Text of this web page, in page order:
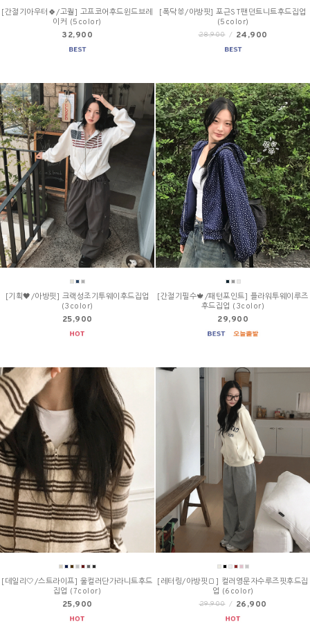
[간절기아우터🍀/고퀄] 고프코어후드윈드브레
이커 (5color)
32,900
[폭닥🐰/아방핏] 포근ST팬던트니트후드집업
(5color)
28,900 / 24,900
[기획🖤/아방핏] 크랙성조기투웨이후드집업
(3color)
25,900
[간절기필수🍁/패턴포인트] 플라워투웨이루즈
후드집업 (3color)
29,900
[데일리🤍/스트라이프] 울컬러단가라니트후드
집업 (7color)
25,900
[레터링/아방핏🍞] 컬러영문자수루즈핏후드집
업 (6color)
29,900 / 26,900